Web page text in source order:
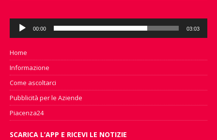
Audio
Player
00:00 03:03
Home
Informazione
Come ascoltarci
Pubblicità per le Aziende
Piacenza24
SCARICA L’APP E RICEVI LE NOTIZIE